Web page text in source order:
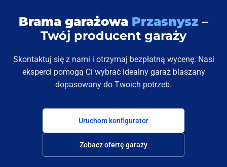
Brama garażowa Przasnysz –
Twój producent garaży
Skontaktuj się z nami i otrzymaj bezpłatną wycenę. Nasi
eksperci pomogą Ci wybrać idealny garaż blaszany
dopasowany do Twoich potrzeb.
Uruchom konfigurator
Zobacz ofertę garaży